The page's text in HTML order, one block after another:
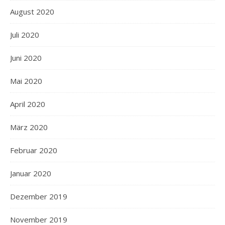
August 2020
Juli 2020
Juni 2020
Mai 2020
April 2020
März 2020
Februar 2020
Januar 2020
Dezember 2019
November 2019